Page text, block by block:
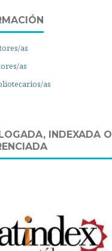
as
as
as
INDEXADA O